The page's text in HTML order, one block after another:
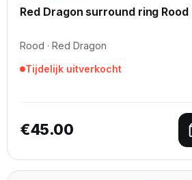
€182.00 tot €235.00
selecteren
Red Dragon surround ring Rood
Rood · Red Dragon
Tijdelijk uitverkocht
€45.00